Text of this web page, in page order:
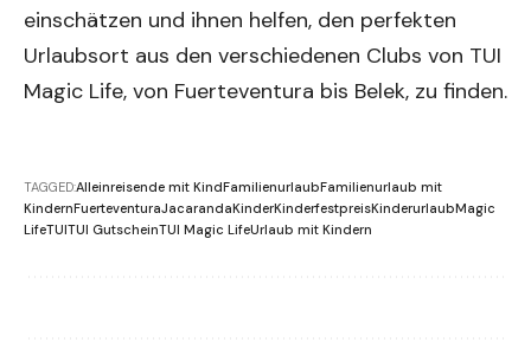
einschätzen und ihnen helfen, den perfekten
Urlaubsort aus den verschiedenen Clubs von TUI
Magic Life, von Fuerteventura bis Belek, zu finden.
TAGGED:Alleinreisende mit KindFamilienurlaubFamilienurlaub mit
KindernFuerteventuraJacarandaKinderKinderfestpreisKinderurlaubMagic
LifeTUITUI GutscheinTUI Magic LifeUrlaub mit Kindern